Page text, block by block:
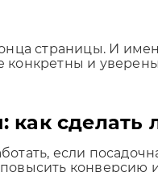
страницы. И
конкретны и
как
если
конверсию